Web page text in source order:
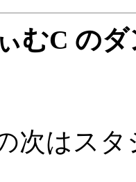
むC の
次はス